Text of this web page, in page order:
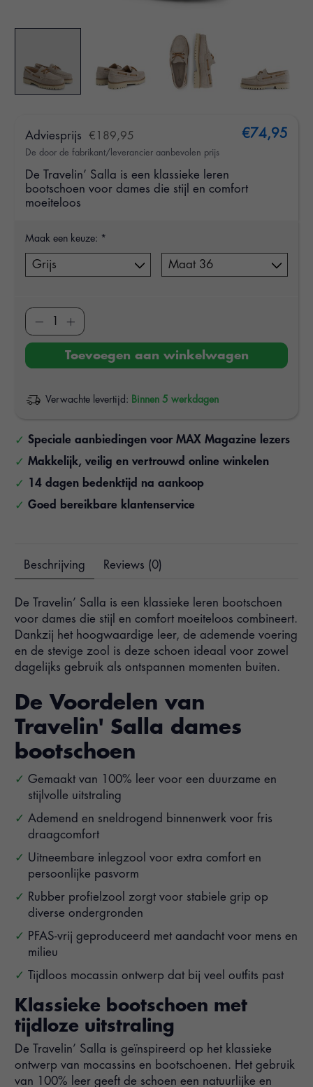
Adviesprijs €189,95
De door de fabrikant/leverancier aanbevolen prijs
€74,95
De Travelin’ Salla is een klassieke leren
bootschoen voor dames die stijl en comfort
moeiteloos
Maak een keuze: *
Toevoegen aan winkelwagen
Verwachte levertijd: Binnen 5 werkdagen
Speciale aanbiedingen voor MAX Magazine lezers
Makkelijk, veilig en vertrouwd online winkelen
14 dagen bedenktijd na aankoop
Goed bereikbare klantenservice
Beschrijving Reviews (0)
De Travelin’ Salla is een klassieke leren bootschoen
voor dames die stijl en comfort moeiteloos combineert.
Dankzij het hoogwaardige leer, de ademende voering
en de stevige zool is deze schoen ideaal voor zowel
dagelijks gebruik als ontspannen momenten buiten.
De Voordelen van
Travelin' Salla dames
bootschoen
Gemaakt van 100% leer voor een duurzame en
stijlvolle uitstraling
Ademend en sneldrogend binnenwerk voor fris
draagcomfort
Uitneembare inlegzool voor extra comfort en
persoonlijke pasvorm
Rubber profielzool zorgt voor stabiele grip op
diverse ondergronden
PFAS-vrij geproduceerd met aandacht voor mens en
milieu
Tijdloos mocassin ontwerp dat bij veel outfits past
Klassieke bootschoen met
tijdloze uitstraling
De Travelin’ Salla is geïnspireerd op het klassieke
ontwerp van mocassins en bootschoenen. Het gebruik
van 100% leer geeft de schoen een natuurlijke en